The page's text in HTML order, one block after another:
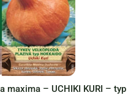
maxima – UCHIKI KURI – typ